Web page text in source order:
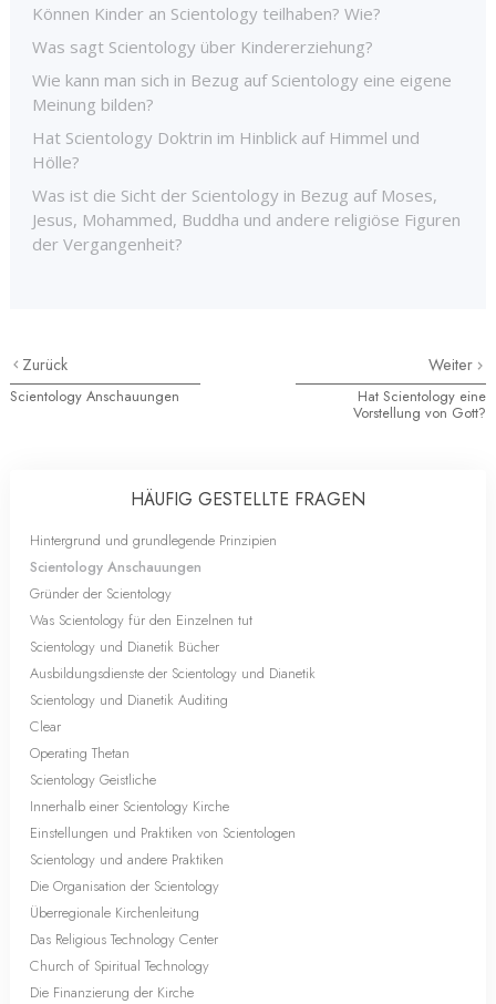
Können Kinder an Scientology teilhaben? Wie?
Was sagt Scientology über Kindererziehung?
Wie kann man sich in Bezug auf Scientology eine eigene
Meinung bilden?
Hat Scientology Doktrin im Hinblick auf Himmel und
Hölle?
Was ist die Sicht der Scientology in Bezug auf Moses,
Jesus, Mohammed, Buddha und andere religiöse Figuren
der Vergangenheit?
Zurück
Scientology Anschauungen
Weiter
Hat Scientology eine
Vorstellung von Gott?
HÄUFIG GESTELLTE FRAGEN
Hintergrund und grundlegende Prinzipien
Scientology Anschauungen
Gründer der Scientology
Was Scientology für den Einzelnen tut
Scientology und Dianetik Bücher
Ausbildungsdienste der Scientology und Dianetik
Scientology und Dianetik Auditing
Clear
Operating Thetan
Scientology Geistliche
Innerhalb einer Scientology Kirche
Einstellungen und Praktiken von Scientologen
Scientology und andere Praktiken
Die Organisation der Scientology
Überregionale Kirchenleitung
Das Religious Technology Center
Church of Spiritual Technology
Die Finanzierung der Kirche